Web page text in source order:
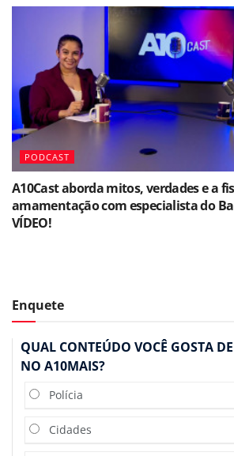
PODCAST
A10Cast aborda mitos, verdades e a
amamentação com especialista do
VÍDEO!
Enquete
QUAL CONTEÚDO VOCÊ GOSTA
NO A10MAIS?
Polícia
Cidades